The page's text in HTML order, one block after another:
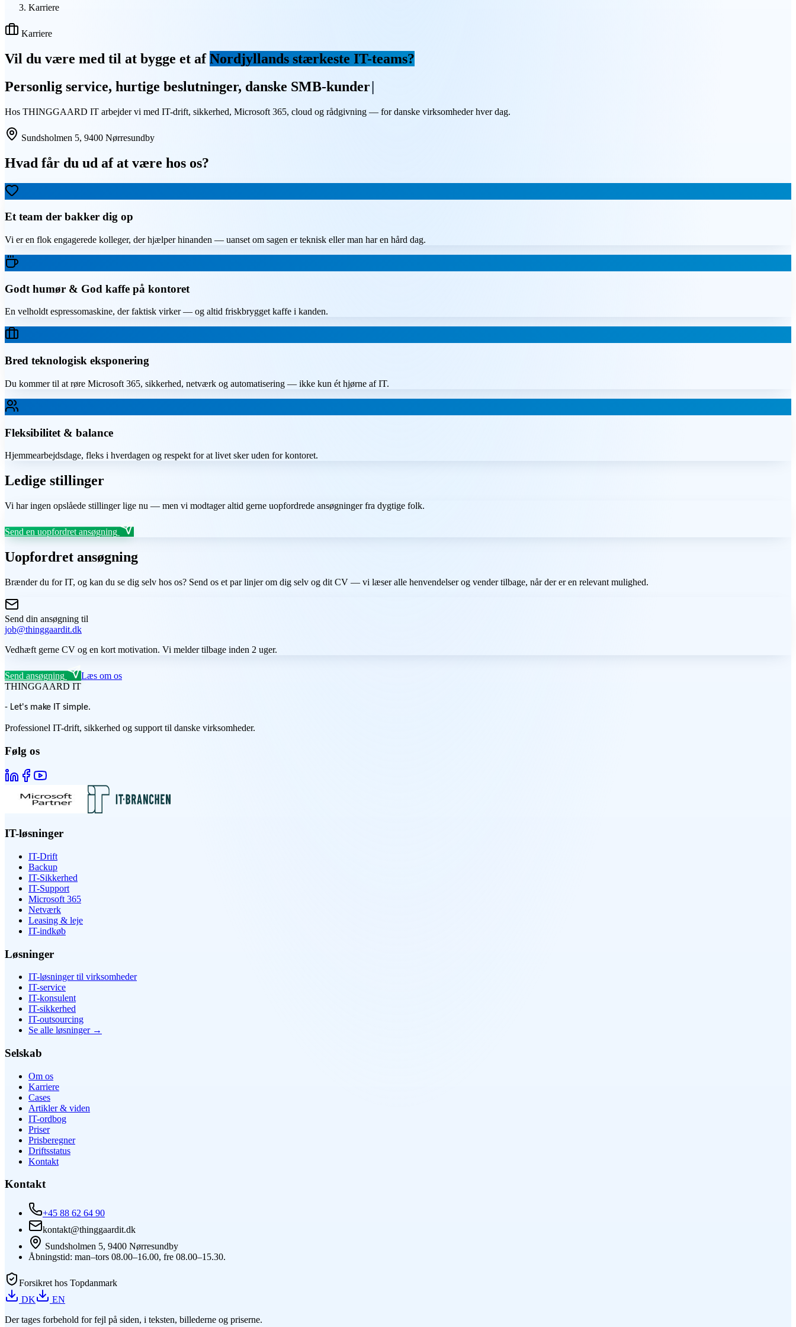
Karriere
Karriere
Vil du være med til at bygge et afNordjyllands stærkeste IT-teams?
Personlig service, hurtige beslutninger, danske SMB-kunder
Hos THINGGAARD IT arbejder vi med IT-drift, sikkerhed, Microsoft 365, cloud og rådgivning — for danske virksomheder hver dag.
Sundsholmen 5, 9400 Nørresundby
Hvad får du ud af at være hos os?
Et team der bakker dig op
Vi er en flok engagerede kolleger, der hjælper hinanden — uanset om sagen er teknisk eller man har en hård dag.
Godt humør & God kaffe på kontoret
En velholdt espressomaskine, der faktisk virker — og altid friskbrygget kaffe i kanden.
Bred teknologisk eksponering
Du kommer til at røre Microsoft 365, sikkerhed, netværk og automatisering — ikke kun ét hjørne af IT.
Fleksibilitet & balance
Hjemmearbejdsdage, fleks i hverdagen og respekt for at livet sker uden for kontoret.
Ledige stillinger
Vi har ingen opslåede stillinger lige nu — men vi modtager altid gerne uopfordrede ansøgninger fra dygtige folk.
Send en uopfordret ansøgning
Uopfordret ansøgning
Brænder du for IT, og kan du se dig selv hos os? Send os et par linjer om dig selv og dit CV — vi læser alle henvendelser og vender tilbage, når der er en relevant mulighed.
Send din ansøgning til
job@thinggaardit.dk
Vedhæft gerne CV og en kort motivation. Vi melder tilbage inden 2 uger.
Send ansøgning
Læs om os
THINGGAARD IT
- Let's make IT simple.
Professionel IT-drift, sikkerhed og support til danske virksomheder.
Følg os
IT-løsninger
IT-Drift
Backup
IT-Sikkerhed
IT-Support
Microsoft 365
Netværk
Leasing & leje
IT-indkøb
Løsninger
IT-løsninger til virksomheder
IT-service
IT-konsulent
IT-sikkerhed
IT-outsourcing
Se alle løsninger→
Selskab
Om os
Karriere
Cases
Artikler & viden
IT-ordbog
Priser
Prisberegner
Driftsstatus
Kontakt
Kontakt
+45 88 62 64 90
kontakt@thinggaardit.dk
Sundsholmen 5, 9400 Nørresundby
Åbningstid: man–tors 08.00–16.00, fre 08.00–15.30.
Forsikret hos Topdanmark
DK
EN
Der tages forbehold for fejl på siden, i teksten, billederne og priserne.